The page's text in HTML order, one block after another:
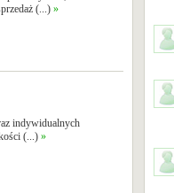
(...) »
indywidualnych
(...) »